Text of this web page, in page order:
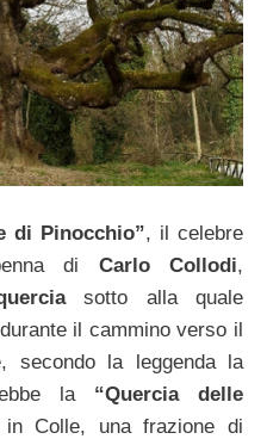
di Pinocchio”, il celebre
di Carlo Collodi,
sotto alla quale
il cammino verso il
secondo la leggenda la
la “Quercia delle
Colle, una frazione di